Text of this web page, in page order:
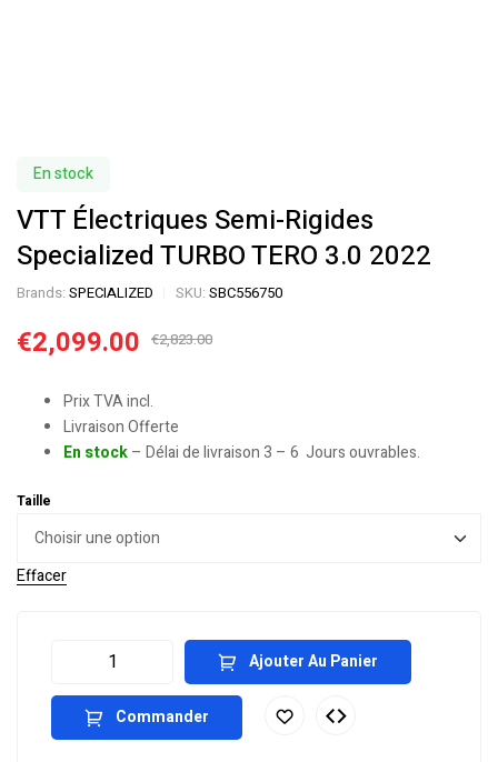
En stock
VTT Électriques Semi-Rigides
Specialized TURBO TERO 3.0 2022
Brands: SPECIALIZED SKU: SBC556750
€2,823.00
€2,099.00
Prix TVA incl.
Livraison Offerte
En stock– Délai de livraison 3 – 6 Jours ouvrables.
Taille
Effacer
Ajouter Au Panier
Commander